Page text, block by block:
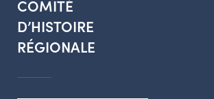
COMITÉ
D’HISTOIRE
RÉGIONALE